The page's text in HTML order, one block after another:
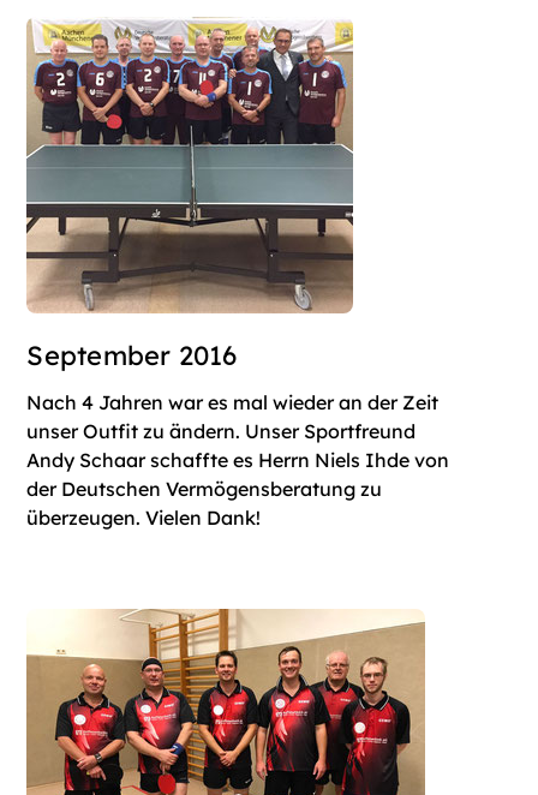
September 2016
Nach 4 Jahren war es mal wieder an der Zeit
unser Outfit zu ändern. Unser Sportfreund
Andy Schaar schaffte es Herrn Niels Ihde von
der Deutschen Vermögensberatung zu
überzeugen. Vielen Dank!